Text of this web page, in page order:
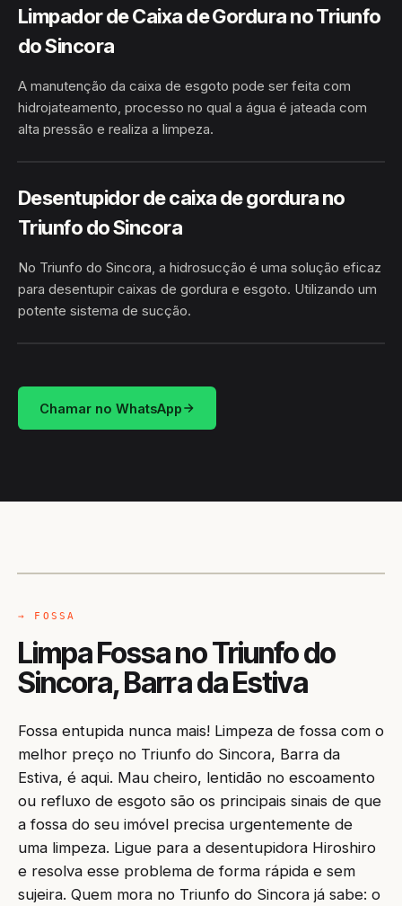
Limpador de Caixa de Gordura no Triunfo
do Sincora
A manutenção da caixa de esgoto pode ser feita com
hidrojateamento, processo no qual a água é jateada com
alta pressão e realiza a limpeza.
HIDROJATEAMENTO
TRIUNFO DO SINCORA · BARRA DA
Desentupidor de caixa de gordura no
Triunfo do Sincora
No Triunfo do Sincora, a hidrosucção é uma solução eficaz
para desentupir caixas de gordura e esgoto. Utilizando um
potente sistema de sucção.
HIDROSUCÇÃO
TRIUNFO DO SINCORA · BARRA DA
Chamar no WhatsApp
→ FOSSA
Limpa Fossa no Triunfo do
Sincora, Barra da Estiva
Fossa entupida nunca mais! Limpeza de fossa com o
melhor preço no Triunfo do Sincora, Barra da
Estiva, é aqui. Mau cheiro, lentidão no escoamento
ou refluxo de esgoto são os principais sinais de que
a fossa do seu imóvel precisa urgentemente de
uma limpeza. Ligue para a desentupidora Hiroshiro
e resolva esse problema de forma rápida e sem
sujeira. Quem mora no Triunfo do Sincora já sabe: o